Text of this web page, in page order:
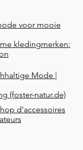
voor mooie
kledingmerken:
Mode |
(foster-natur.de)
d'accessoires